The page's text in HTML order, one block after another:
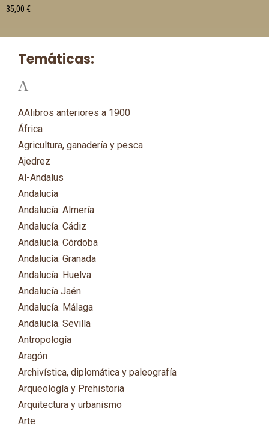
Temáticas:
A
AAlibros anteriores a 1900
África
Agricultura, ganadería y pesca
Ajedrez
Al-Andalus
Andalucía
Andalucía. Almería
Andalucía. Cádiz
Andalucía. Córdoba
Andalucía. Granada
Andalucía. Huelva
Andalucía Jaén
Andalucía. Málaga
Andalucía. Sevilla
Antropología
Aragón
Archivística, diplomática y paleografía
Arqueología y Prehistoria
Arquitectura y urbanismo
Arte
35,00 €